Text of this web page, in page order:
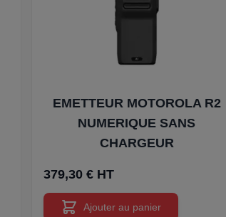
EMETTEUR MOTOROLA R2
NUMERIQUE SANS
CHARGEUR
379,30 € HT
Ajouter au panier